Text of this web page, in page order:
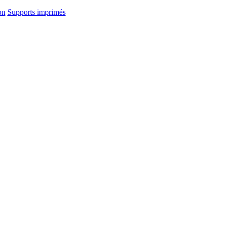
Supports imprimés